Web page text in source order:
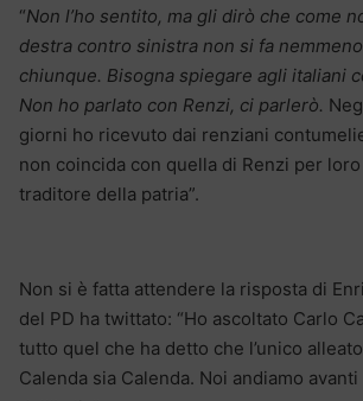
“Non l’ho sentito, ma gli dirò che come
destra contro sinistra non si fa
chiunque. Bisogna spiegare agli italiani
Non ho parlato con Renzi, ci parlerò.
giorni ho ricevuto dai renziani
non coincida con quella di Renzi per
traditore della patria”.
Non si è fatta attendere la risposta di
del PD ha twittato: “Ho ascoltato Carlo
tutto quel che ha detto che l’unico
Calenda sia Calenda. Noi andiamo